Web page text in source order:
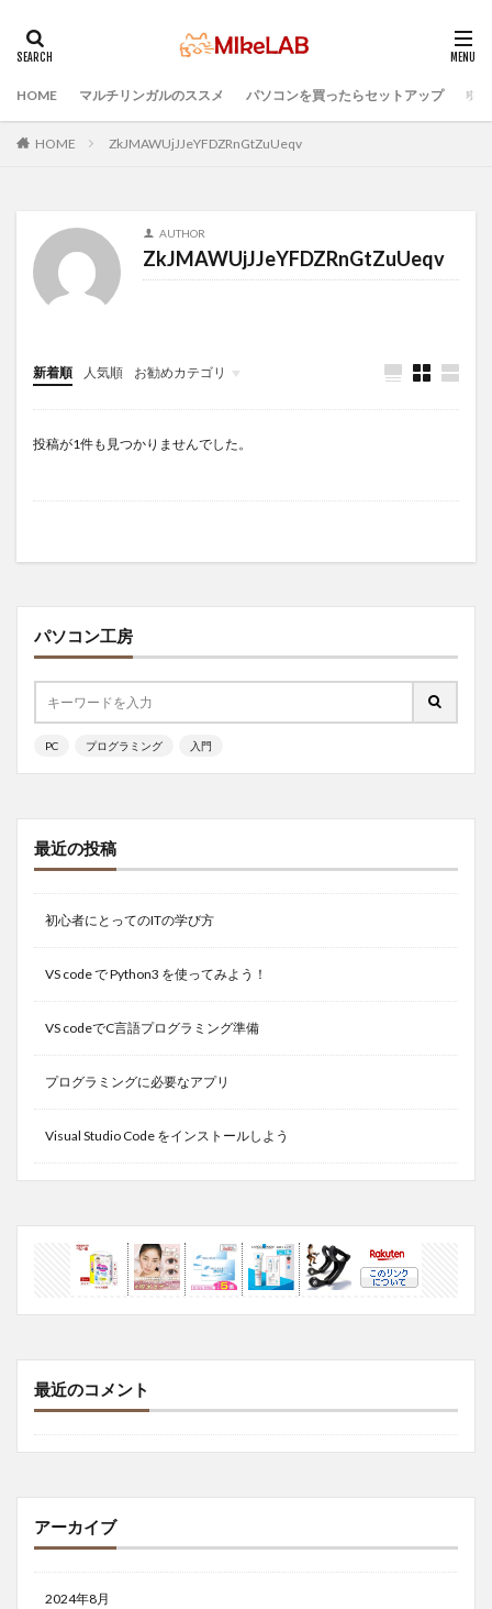
HOME マルチリンガルのススメ パソコンを買ったらセットアップ プ
HOME ZkJMAWUjJJeYFDZRnGtZuUeqv
AUTHOR
ZkJMAWUjJJeYFDZRnGtZuUeqv
新着順 人気順 お勧めカテゴリ
Infomation
投稿が1件も見つかりませんでした。
パソコン工房
PC プログラミング 入門
最近の投稿
初心者にとってのITの学び方
VS code で Python3 を使ってみよう！
VS codeでC言語プログラミング準備
プログラミングに必要なアプリ
Visual Studio Code をインストールしよう
最近のコメント
アーカイブ
2024年8月
タグ
ブラインドタッチ PC選択
ウィルス対策
インストール
初心者
プログラミング言語